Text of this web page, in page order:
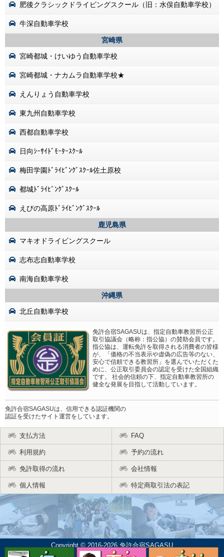
肥後クラシックドライビングスクール（旧：水俣自動車学校）
牛深自動車学校
宮崎県
宮崎都城・けいゆう自動車学校
宮崎都城・ナカムラ自動車学校★
えんりょう自動車学校
東九州自動車学校
西都自動車学校
日向ｼｰｻｲﾄﾞﾓｰﾀｰｽｸｰﾙ
梅田学園ﾄﾞﾗｲﾋﾞﾝｸﾞｽｸｰﾙ佐土原校
都城ﾄﾞﾗｲﾋﾞﾝｸﾞｽｸｰﾙ
えびの高原ﾄﾞﾗｲﾋﾞﾝｸﾞｽｸｰﾙ
鹿児島県
マキオドライビングスクール
志布志自動車学校
南海自動車学校
沖縄県
北丘自動車学校
免許合宿SAGASUは、指定自動車教習所公正
取引協議会（略称：指公協）の賛助会員です。
指公協は、運転免許を取得される消費者の皆様
が、「価格の不当表示や虚偽の広告等のない、
安心で信頼できる教習所」を選んでいただくた
めに、公正取引委員会の認定を受けた全国組織
です。 社会的信頼の下、指定自動車教習所の
健全な発展を目指して活動しています。
免許合宿SAGASUは、信用できる認証機関の
認証を受けたサイト運営をしています。
支払方法 FAQ
利用規約 予約の流れ
免許取得の流れ 会社情報
個人情報 特定商取引法の表記
Copyright © 2016-2026 免許合宿SAGASU